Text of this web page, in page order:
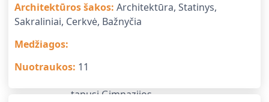
Architektūros šakos: Architektūra, Statinys,
Sakraliniai, Cerkvė, Bažnyčia
Medžiagos:
Nuotraukos: 11